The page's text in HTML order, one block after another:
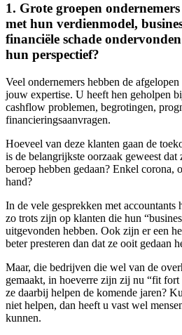
1. Grote groepen
met hun verdienmodel,
financiële schade
hun perspectief?
Veel ondernemers hebben de
jouw expertise. U heeft hen geholpen
cashflow problemen, begrotingen,
financieringsaanvragen.
Hoeveel van deze klanten gaan de
is de belangrijkste oorzaak geweest
beroep hebben gedaan? Enkel corona,
hand?
In de vele gesprekken met
zo trots zijn op klanten die hun
uitgevonden hebben. Ook zijn er een
beter presteren dan dat ze ooit gedaan
Maar, die bedrijven die wel van de
gemaakt, in hoeverre zijn zij nu “fit
ze daarbij helpen de komende jaren?
niet helpen, dan heeft u vast wel
kunnen.